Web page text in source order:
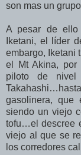
son mas un
A pesar de ello
Iketani, el líder
embargo, Iketani
el Mt Akina, por
piloto de nivel
gasolinera,
siendo un viejo
tofu…el descree
viejo al que se
los corredores